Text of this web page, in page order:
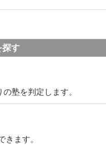
探す
塾を判定します。
きます。